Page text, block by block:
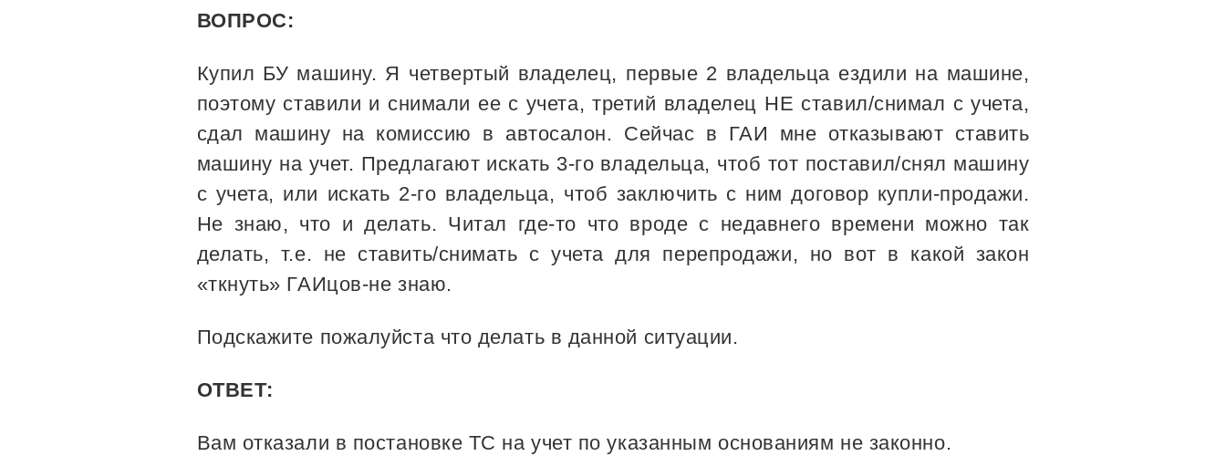
ВОПРОС:
Купил БУ машину. Я четвертый владелец, первые 2 владельца ездили на машине,
поэтому ставили и снимали ее с учета, третий владелец НЕ ставил/снимал с учета,
сдал машину на комиссию в автосалон. Сейчас в ГАИ мне отказывают ставить
машину на учет. Предлагают искать 3-го владельца, чтоб тот поставил/снял машину
с учета, или искать 2-го владельца, чтоб заключить с ним договор купли-продажи.
Не знаю, что и делать. Читал где-то что вроде с недавнего времени можно так
делать, т.е. не ставить/снимать с учета для перепродажи, но вот в какой закон
«ткнуть» ГАИцов-не знаю.
Подскажите пожалуйста что делать в данной ситуации.
ОТВЕТ:
Вам отказали в постановке ТС на учет по указанным основаниям не законно.